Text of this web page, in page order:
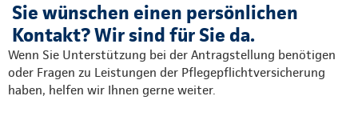
Sie wünschen einen persönlichen
Kontakt? Wir sind für Sie da.
Wenn Sie Unterstützung bei der Antragstellung benötigen
oder Fragen zu Leistungen der Pflegepflichtversicherung
haben, helfen wir Ihnen gerne weiter.